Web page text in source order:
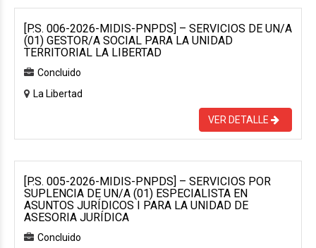
[P.S. 006-2026-MIDIS-PNPDS] – SERVICIOS DE UN/A
(01) GESTOR/A SOCIAL PARA LA UNIDAD
TERRITORIAL LA LIBERTAD
Concluido
La Libertad
VER DETALLE
[P.S. 005-2026-MIDIS-PNPDS] – SERVICIOS POR
SUPLENCIA DE UN/A (01) ESPECIALISTA EN
ASUNTOS JURÍDICOS I PARA LA UNIDAD DE
ASESORIA JURÍDICA
Concluido